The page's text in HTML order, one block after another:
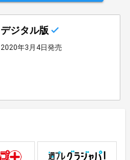
デジタル版
2020年3月4日発売